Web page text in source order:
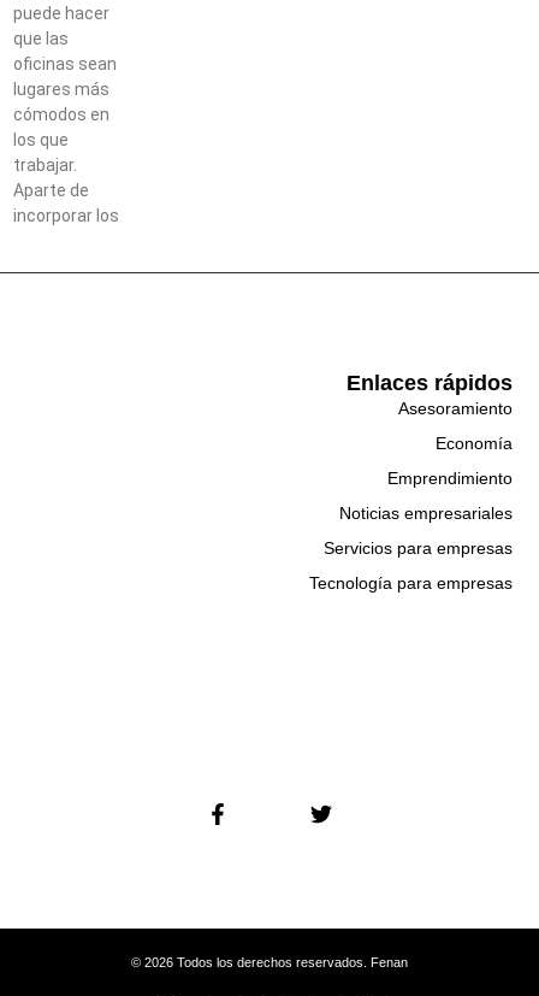
puede hacer
que las
oficinas sean
lugares más
cómodos en
los que
trabajar.
Aparte de
incorporar los
Enlaces rápidos
Asesoramiento
Economía
Emprendimiento
Noticias empresariales
Servicios para empresas
Tecnología para empresas
© 2026 Todos los derechos reservados. Fenan